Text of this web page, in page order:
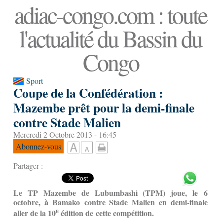
adiac-congo.com : toute
l'actualité du Bassin du
Congo
Sport
Coupe de la Confédération :
Mazembe prêt pour la demi-finale
contre Stade Malien
Mercredi 2 Octobre 2013 - 16:45
Abonnez-vous
Partager :
Le TP Mazembe de Lubumbashi (TPM) joue, le 6
octobre, à Bamako contre Stade Malien en demi-finale
aller de la 10e édition de cette compétition.